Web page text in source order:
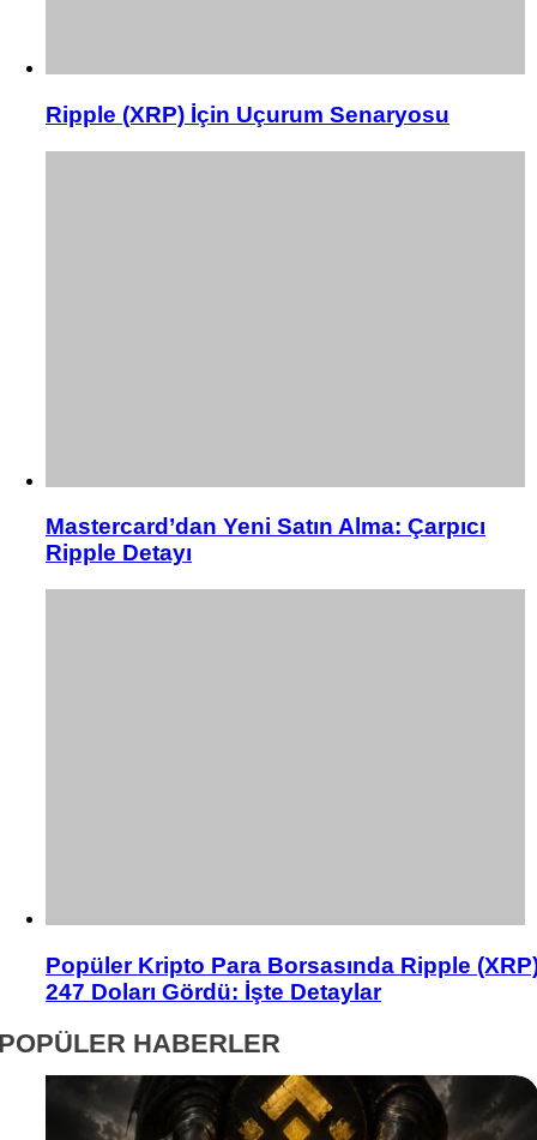
Ripple (XRP) İçin Uçurum Senaryosu
Mastercard’dan Yeni Satın Alma: Çarpıcı
Ripple Detayı
Popüler Kripto Para Borsasında Ripple
247 Doları Gördü: İşte Detaylar
HABERLER